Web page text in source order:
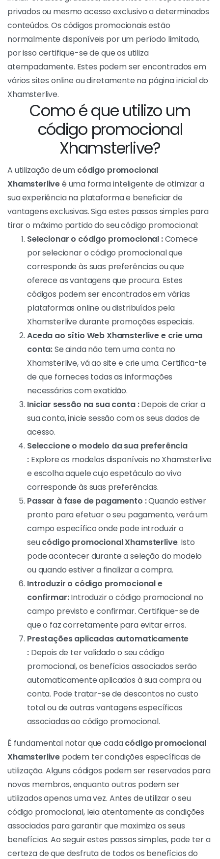
decisão informada sobre a sua participação
financeira.
Códigos promocionais
Xhamsterlive
Os códigos promocionais Xhamsterlive são códigos
especiais que pode utilizar para beneficiar de
vantagens adicionais no site. Estas vantagens podem
incluir créditos gratuitos, descontos em espectáculos
privados ou mesmo acesso exclusivo a determinados
conteúdos. Os códigos promocionais estão
por isso certifique-se de que os utiliza
atempadamente. Estes podem ser encontrados em
vários sites online ou diretamente na página inicial do
Xhamsterlive.
Como é que utilizo um código
promocional Xhamsterlive?
A utilização de um código promocional
Xhamsterliveé uma forma inteligente de otimizar a
sua experiência na plataforma e beneficiar de
vantagens exclusivas. Siga estes passos simples para
tirar o máximo partido do seu código promocional:
Selecionar o código promocional :Comece
por selecionar o código promocional que
corresponde às suas preferências ou que
oferece as vantagens que procura. Estes
códigos podem ser encontrados em várias
plataformas online ou distribuídos pela
Xhamsterlive durante promoções especiais.
Aceda ao sítio Web Xhamsterlive e crie uma
conta:Se ainda não tem uma conta no
Xhamsterlive, vá ao site e crie uma. Certifica-te
de que forneces todas as informações
necessárias com exatidão.
Iniciar sessão na sua conta :Depois de criar a
sua conta, inicie sessão com os seus dados de
acesso.
Seleccione o modelo da sua preferência
:Explore os modelos disponíveis no Xhamsterlive
e escolha aquele cujo espetáculo ao vivo
corresponde às suas preferências.
Passar à fase de pagamento :Quando estiver
pronto para efetuar o seu pagamento, verá um
campo específico onde pode introduzir o
seucódigo promocional Xhamsterlive. Isto
pode acontecer durante a seleção do modelo
ou quando estiver a finalizar a compra.
Introduzir o código promocional e
confirmar:Introduzir o código promocional no
campo previsto e confirmar. Certifique-se de
que o faz corretamente para evitar erros.
Prestações aplicadas automaticamente
Depois de ter validado o seu código
promocional, os benefícios associados serão
automaticamente aplicados à sua compra ou
conta. Pode tratar-se de descontos no custo
total ou de outras vantagens específicas
associadas ao código promocional.
É fundamental notar que cadacódigo promocional
Xhamsterlivepodem ter condições específicas de